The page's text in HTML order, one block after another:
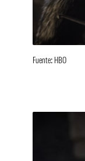
Fuente: HBO